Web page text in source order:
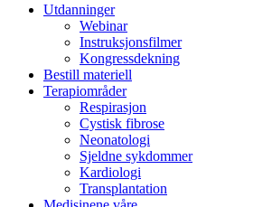
Utdanninger
Webinar
Instruksjonsfilmer
Kongressdekning
Bestill materiell
Terapiområder
Respirasjon
Cystisk fibrose
Neonatologi
Sjeldne sykdommer
Kardiologi
Transplantation